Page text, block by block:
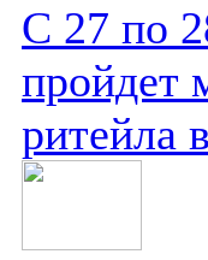
С 27 по
пройдет
ритейла